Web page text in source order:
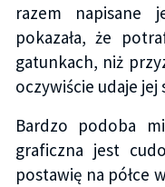
razem napisane
pokazała, że
gatunkach, niż
oczywiście udaje
Bardzo podoba
graficzna jest
postawię na półce